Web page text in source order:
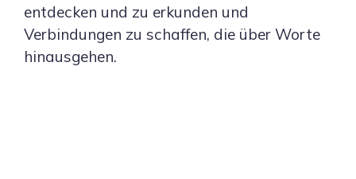
entdecken und zu erkunden und
Verbindungen zu schaffen, die über Worte
hinausgehen.